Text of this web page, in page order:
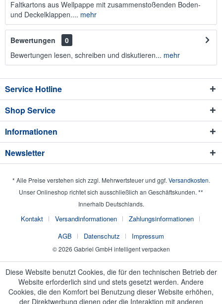
Faltkartons aus Wellpappe mit zusammenstoßenden Boden-
und Deckelklappen.... mehr
Bewertungen
0
Bewertungen lesen, schreiben und diskutieren... mehr
Service Hotline
Shop Service
Informationen
Newsletter
* Alle Preise verstehen sich zzgl. Mehrwertsteuer und ggf. Versandkosten.
Unser Onlineshop richtet sich ausschließlich an Geschäftskunden. **
Innerhalb Deutschlands.
Kontakt Versandinformationen
Zahlungsinformationen
AGB
Datenschutz Impressum
© 2026 Gabriel GmbH intelligent verpacken
Diese Website benutzt Cookies, die für den technischen Betrieb der
Website erforderlich sind und stets gesetzt werden. Andere
Cookies, die den Komfort bei Benutzung dieser Website erhöhen,
der Direktwerbung dienen oder die Interaktion mit anderen